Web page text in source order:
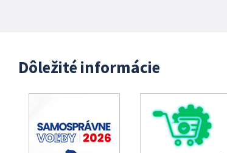
Dôležité informácie